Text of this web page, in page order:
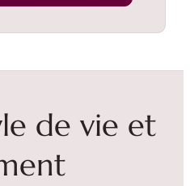
de vie et